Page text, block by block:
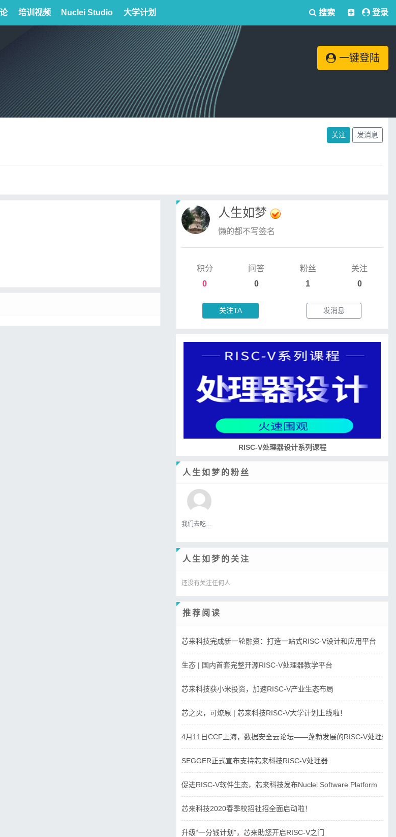
培训视频 Nuclei Studio 大学计划 搜索 登录
一键登陆
关注 发消息
人生如梦
懒的都不写签名
积分
0
问答
0
粉丝
1
关注
0
关注TA 发消息
RISC-V处理器设计系列课程
人生如梦的粉丝
人生如梦的关注
还没有关注任何人
推荐阅读
芯来科技完成新一轮融资：打造一站式RISC-V设计和应用平台
生态 | 国内首套完整开源RISC-V处理器教学平台
芯来科技获小米投资，加速RISC-V产业生态布局
芯之火，可燎原 | 芯来科技RISC-V大学计划上线啦！
4月11日CCF上海，数据安全云论坛——蓬勃发展的RISC-V处理器
SEGGER正式宣布支持芯来科技RISC-V处理器
促进RISC-V软件生态，芯来科技发布Nuclei Software Platform
芯来科技2020春季校招社招全面启动啦！
升级“一分钱计划”，芯来助您开启RISC-V之门